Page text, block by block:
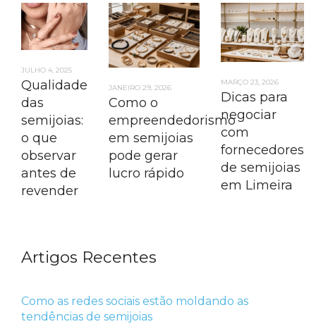
JULHO 4, 2025
Qualidade
das
semijoias:
o que
observar
antes de
revender
JANEIRO 29, 2026
Como o
empreendedorismo
em semijoias
pode gerar
lucro rápido
MARÇO 23, 2026
Dicas para
negociar
com
fornecedores
de semijoias
em Limeira
Artigos Recentes
Como as redes sociais estão moldando as
tendências de semijoias